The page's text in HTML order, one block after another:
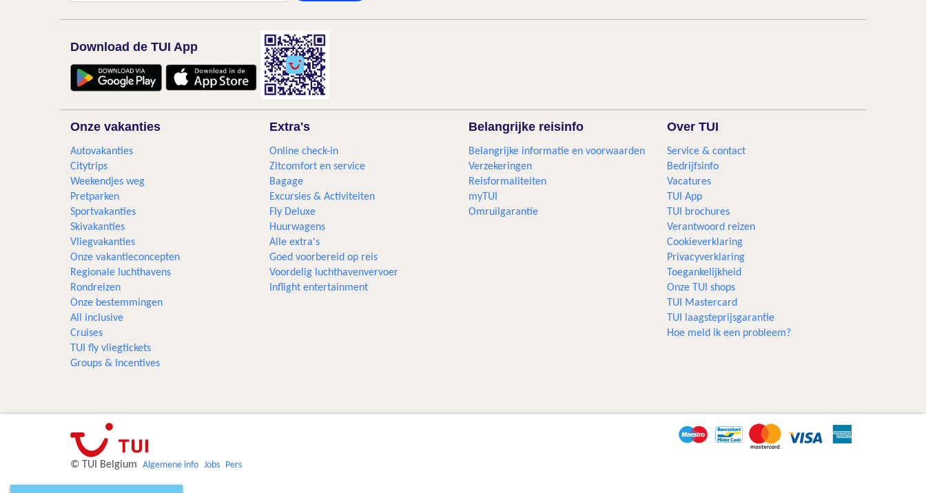
Download de TUI App
Onze vakanties
Autovakanties
Citytrips
Weekendjes weg
Pretparken
Sportvakanties
Skivakanties
Vliegvakanties
Onze vakantieconcepten
Regionale luchthavens
Rondreizen
Onze bestemmingen
All inclusive
Cruises
TUI fly vliegtickets
Groups & Incentives
Extra's
Online check-in
Zitcomfort en service
Bagage
Excursies & Activiteiten
Fly Deluxe
Huurwagens
Alle extra's
Goed voorbereid op reis
Voordelig luchthavenvervoer
Inflight entertainment
Belangrijke reisinfo
Belangrijke informatie en voorwaarden
Verzekeringen
Reisformaliteiten
myTUI
Omruilgarantie
Over TUI
Service & contact
Bedrijfsinfo
Vacatures
TUI App
TUI brochures
Verantwoord reizen
Cookieverklaring
Privacyverklaring
Toegankelijkheid
Onze TUI shops
TUI Mastercard
TUI laagsteprijsgarantie
Hoe meld ik een probleem?
© TUI Belgium Algemene info Jobs Pers